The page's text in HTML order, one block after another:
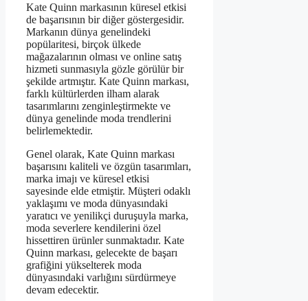
Kate Quinn markasının küresel etkisi
de başarısının bir diğer göstergesidir.
Markanın dünya genelindeki
popülaritesi, birçok ülkede
mağazalarının olması ve online satış
hizmeti sunmasıyla gözle görülür bir
şekilde artmıştır. Kate Quinn markası,
farklı kültürlerden ilham alarak
tasarımlarını zenginleştirmekte ve
dünya genelinde moda trendlerini
belirlemektedir.
Genel olarak, Kate Quinn markası
başarısını kaliteli ve özgün tasarımları,
marka imajı ve küresel etkisi
sayesinde elde etmiştir. Müşteri odaklı
yaklaşımı ve moda dünyasındaki
yaratıcı ve yenilikçi duruşuyla marka,
moda severlere kendilerini özel
hissettiren ürünler sunmaktadır. Kate
Quinn markası, gelecekte de başarı
grafiğini yükselterek moda
dünyasındaki varlığını sürdürmeye
devam edecektir.